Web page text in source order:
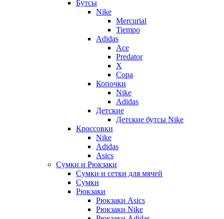
Бутсы
Nike
Mercurial
Tiempo
Adidas
Ace
Predator
X
Copa
Копочки
Nike
Adidas
Детские
Детские бутсы Nike
Кроссовки
Nike
Adidas
Asics
Сумки и Рюкзаки
Сумки и сетки для мячей
Сумки
Рюкзаки
Рюкзаки Asics
Рюкзаки Nike